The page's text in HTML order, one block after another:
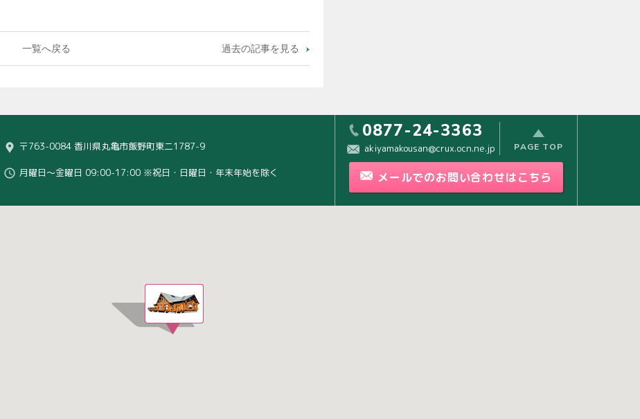
一覧へ戻る 過去の記事を見る
〒763-0084 香川県丸亀市飯野町東二1787-9
月曜日～金曜日 09:00-17:00 ※祝日・日曜日・年末年始を除く
0877-24-3363
akiyamakousan@crux.ocn.ne.jp
メールでのお問い合わせはこちら
PAGE TOP